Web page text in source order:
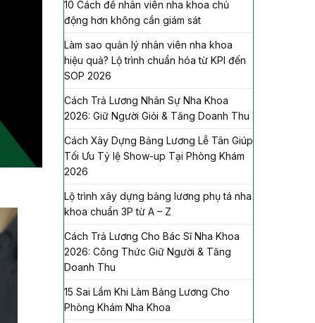
10 Cách để nhân viên nha khoa chủ
động hơn không cần giám sát
Làm sao quản lý nhân viên nha khoa
hiệu quả? Lộ trình chuẩn hóa từ KPI đến
SOP 2026
Cách Trả Lương Nhân Sự Nha Khoa
2026: Giữ Người Giỏi & Tăng Doanh Thu
Cách Xây Dựng Bảng Lương Lễ Tân Giúp
Tối Ưu Tỷ lệ Show-up Tại Phòng Khám
2026
Lộ trình xây dựng bảng lương phụ tá nha
khoa chuẩn 3P từ A – Z
Cách Trả Lương Cho Bác Sĩ Nha Khoa
2026: Công Thức Giữ Người & Tăng
Doanh Thu
15 Sai Lầm Khi Làm Bảng Lương Cho
Phòng Khám Nha Khoa